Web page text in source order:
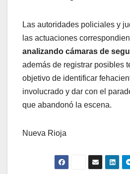
Las autoridades policiales y
las actuaciones
analizando cámaras de
además de registrar posibles
objetivo de identificar
involucrado y dar con el
que abandonó la escena.
Nueva Rioja